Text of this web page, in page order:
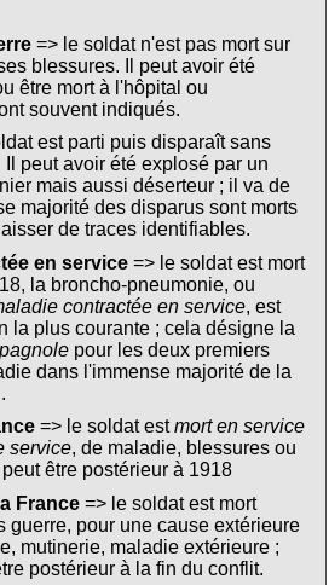
=> le soldat n'est pas mort sur
blessures. Il peut avoir été
être mort à l'hôpital ou
souvent indiqués.
est parti puis disparaît sans
Il peut avoir été explosé par un
mais aussi déserteur ; il va de
majorité des disparus sont morts
de traces identifiables.
en service=> le soldat est mort
la broncho-pneumonie, ou
contractée en service, est
la plus courante ; cela désigne la
pour les deux premiers
dans l'immense majorité de la
=> le soldat estmort en service
service, de maladie, blessures ou
être postérieur à 1918
France=> le soldat est mort
guerre, pour une cause extérieure
mutinerie, maladie extérieure ;
postérieur à la fin du conflit.